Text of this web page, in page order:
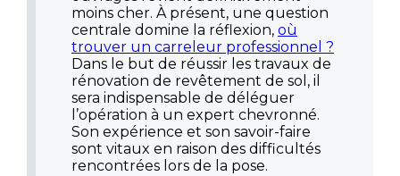
moins cher. À présent, une question
centrale domine la réflexion, où
trouver un carreleur professionnel ?
Dans le but de réussir les travaux de
rénovation de revêtement de sol, il
sera indispensable de déléguer
l’opération à un expert chevronné.
Son expérience et son savoir-faire
sont vitaux en raison des difficultés
rencontrées lors de la pose.